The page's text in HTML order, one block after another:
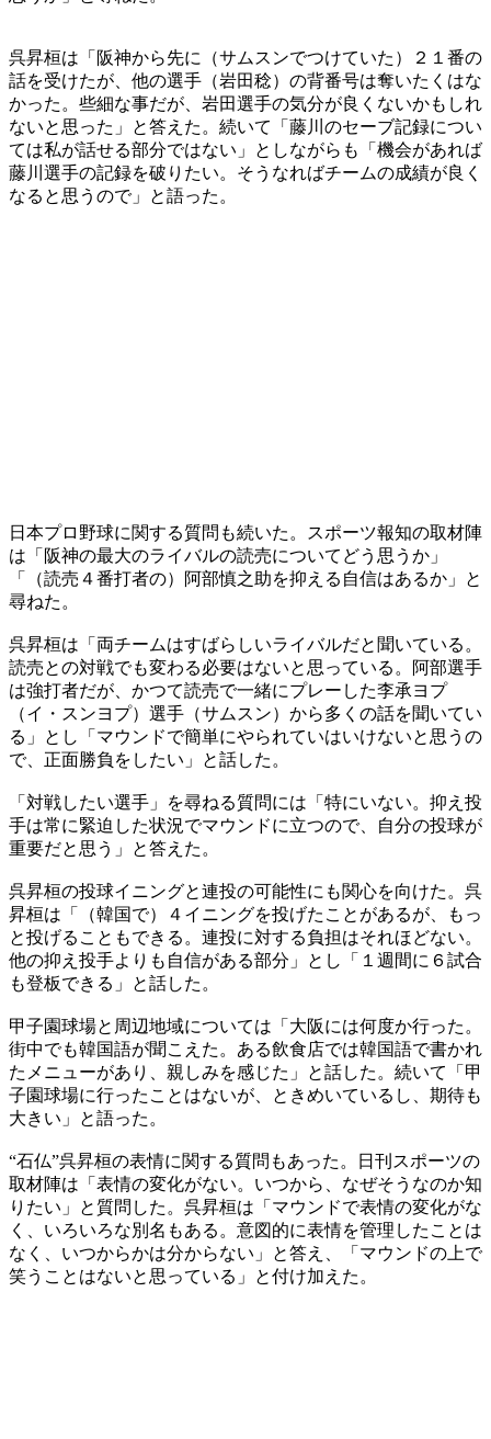
呉昇桓は「阪神から先に（サムスンでつけていた）２１番の
話を受けたが、他の選手（岩田稔）の背番号は奪いたくはな
かった。些細な事だが、岩田選手の気分が良くないかもしれ
ないと思った」と答えた。続いて「藤川のセーブ記録につい
ては私が話せる部分ではない」としながらも「機会があれば
藤川選手の記録を破りたい。そうなればチームの成績が良く
なると思うので」と語った。
日本プロ野球に関する質問も続いた。スポーツ報知の取材陣
は「阪神の最大のライバルの読売についてどう思うか」
「（読売４番打者の）阿部慎之助を抑える自信はあるか」と
尋ねた。
呉昇桓は「両チームはすばらしいライバルだと聞いている。
読売との対戦でも変わる必要はないと思っている。阿部選手
は強打者だが、かつて読売で一緒にプレーした李承ヨプ
（イ・スンヨプ）選手（サムスン）から多くの話を聞いてい
る」とし「マウンドで簡単にやられていはいけないと思うの
で、正面勝負をしたい」と話した。
「対戦したい選手」を尋ねる質問には「特にいない。抑え投
手は常に緊迫した状況でマウンドに立つので、自分の投球が
重要だと思う」と答えた。
呉昇桓の投球イニングと連投の可能性にも関心を向けた。呉
昇桓は「（韓国で）４イニングを投げたことがあるが、もっ
と投げることもできる。連投に対する負担はそれほどない。
他の抑え投手よりも自信がある部分」とし「１週間に６試合
も登板できる」と話した。
甲子園球場と周辺地域については「大阪には何度か行った。
街中でも韓国語が聞こえた。ある飲食店では韓国語で書かれ
たメニューがあり、親しみを感じた」と話した。続いて「甲
子園球場に行ったことはないが、ときめいているし、期待も
大きい」と語った。
“石仏”呉昇桓の表情に関する質問もあった。日刊スポーツの
取材陣は「表情の変化がない。いつから、なぜそうなのか知
りたい」と質問した。呉昇桓は「マウンドで表情の変化がな
く、いろいろな別名もある。意図的に表情を管理したことは
なく、いつからかは分からない」と答え、「マウンドの上で
笑うことはないと思っている」と付け加えた。